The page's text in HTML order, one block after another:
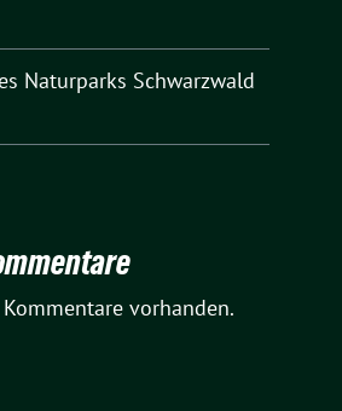
Naturparks Schwarzwald
vorhanden.